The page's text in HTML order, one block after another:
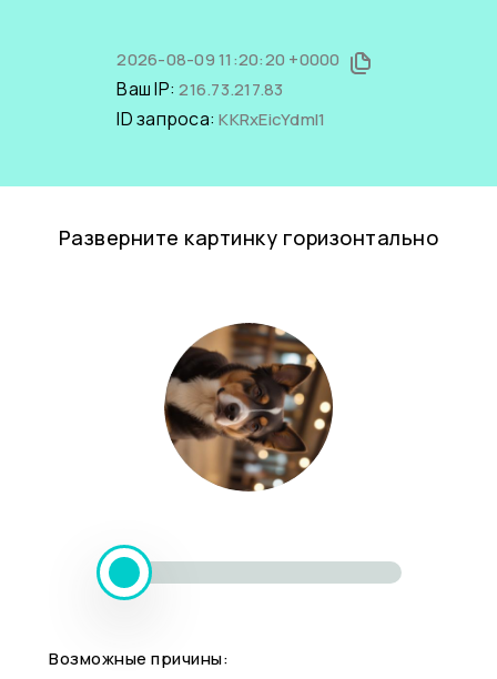
2026-08-09 11:20:20 +0000
Ваш IP:216.73.217.83
ID запроса:KKRxEicYdmI1
Разверните картинку горизонтально
Возможные причины: